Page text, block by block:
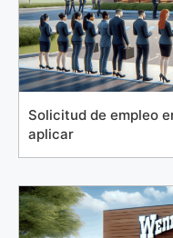
Solicitud de empleo
aplicar